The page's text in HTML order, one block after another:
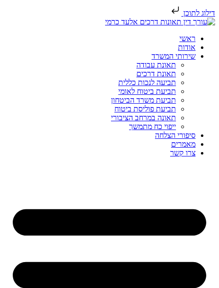
דילוג לתוכן
ראשי
אודות
שירותי המשרד
תאונת עבודה
תאונת דרכים
תביעה לנכות כללית
תביעת ביטוח לאומי
תביעת משרד הביטחון
תביעת פוליסת ביטוח
תאונה במרחב הציבורי
ייפוי כח מתמשך
סיפורי הצלחה
מאמרים
צרו קשר